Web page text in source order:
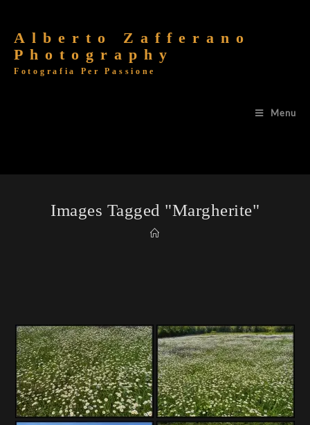
Alberto Zafferano
Photography
Fotografia Per Passione
Menu
Images Tagged "margherite"